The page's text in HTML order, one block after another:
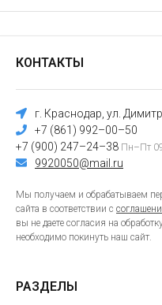
КОНТАКТЫ
г. Краснодар, ул.
+7 (861) 992–00–50
+7 (900) 247–24–38 Пн–Пт
9920050@mail.ru
Мы получаем и обрабатываем
сайта в соответствии с
вы не даете согласия на
необходимо покинуть наш сайт.
РАЗДЕЛЫ